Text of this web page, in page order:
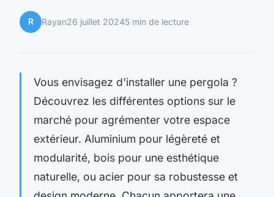
R Rayan26 juillet 20245 min de lecture
Vous envisagez d'installer une pergola ?
Découvrez les différentes options sur le
marché pour agrémenter votre espace
extérieur. Aluminium pour légèreté et
modularité, bois pour une esthétique
naturelle, ou acier pour sa robustesse et